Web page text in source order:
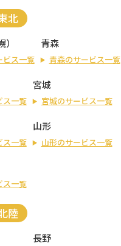
北
）
ビス一覧
青森
青森のサービス一覧
ス一覧
宮城
宮城のサービス一覧
ス一覧
山形
山形のサービス一覧
ス一覧
陸
長野